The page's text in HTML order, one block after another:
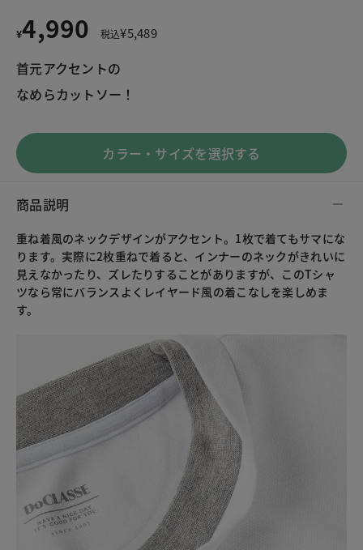
¥4,990 税込¥5,489
首元アクセントの
なめらカットソー！
カラー・サイズを選択する
商品説明
重ね着風のネックデザインがアクセント。1枚で着てもサマにな
ります。実際に2枚重ねで着ると、インナーのネックがきれいに
見えなかったり、ズレたりすることがありますが、このTシャ
ツなら常にバランスよくレイヤード風の着こなしを楽しめま
す。